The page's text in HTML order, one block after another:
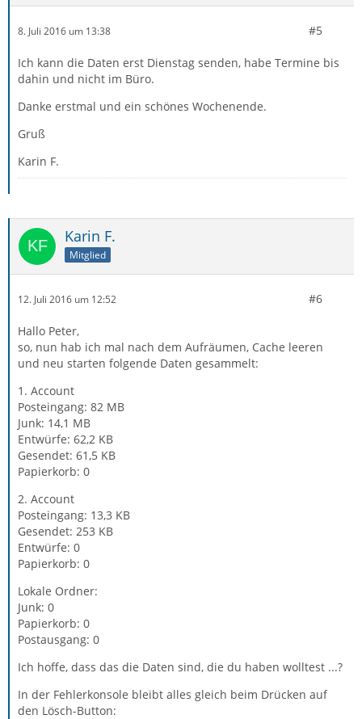
8. Juli 2016 um 13:38 #5
Ich kann die Daten erst Dienstag senden, habe Termine bis
dahin und nicht im Büro.
Danke erstmal und ein schönes Wochenende.
Gruß
Karin F.
Karin F.
Mitglied
12. Juli 2016 um 12:52 #6
Hallo Peter,
so, nun hab ich mal nach dem Aufräumen, Cache leeren
und neu starten folgende Daten gesammelt:
1. Account
Posteingang: 82 MB
Junk: 14,1 MB
Entwürfe: 62,2 KB
Gesendet: 61,5 KB
Papierkorb: 0
2. Account
Posteingang: 13,3 KB
Gesendet: 253 KB
Entwürfe: 0
Papierkorb: 0
Lokale Ordner:
Junk: 0
Papierkorb: 0
Postausgang: 0
Ich hoffe, dass das die Daten sind, die du haben wolltest ...?
In der Fehlerkonsole bleibt alles gleich beim Drücken auf
den Lösch-Button: